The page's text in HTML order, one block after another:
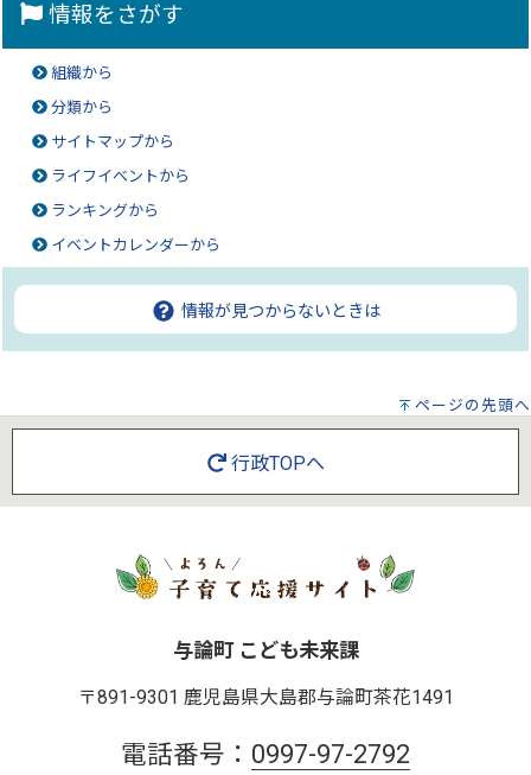
情報をさがす
組織から
分類から
サイトマップから
ライフイベントから
ランキングから
イベントカレンダーから
情報が見つからないときは
ページの先頭へ
行政TOPへ
与論町 こども未来課
〒891-9301 鹿児島県大島郡与論町茶花1491
電話番号： 0997-97-2792